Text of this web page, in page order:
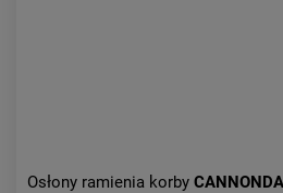
Osłony ramienia korby